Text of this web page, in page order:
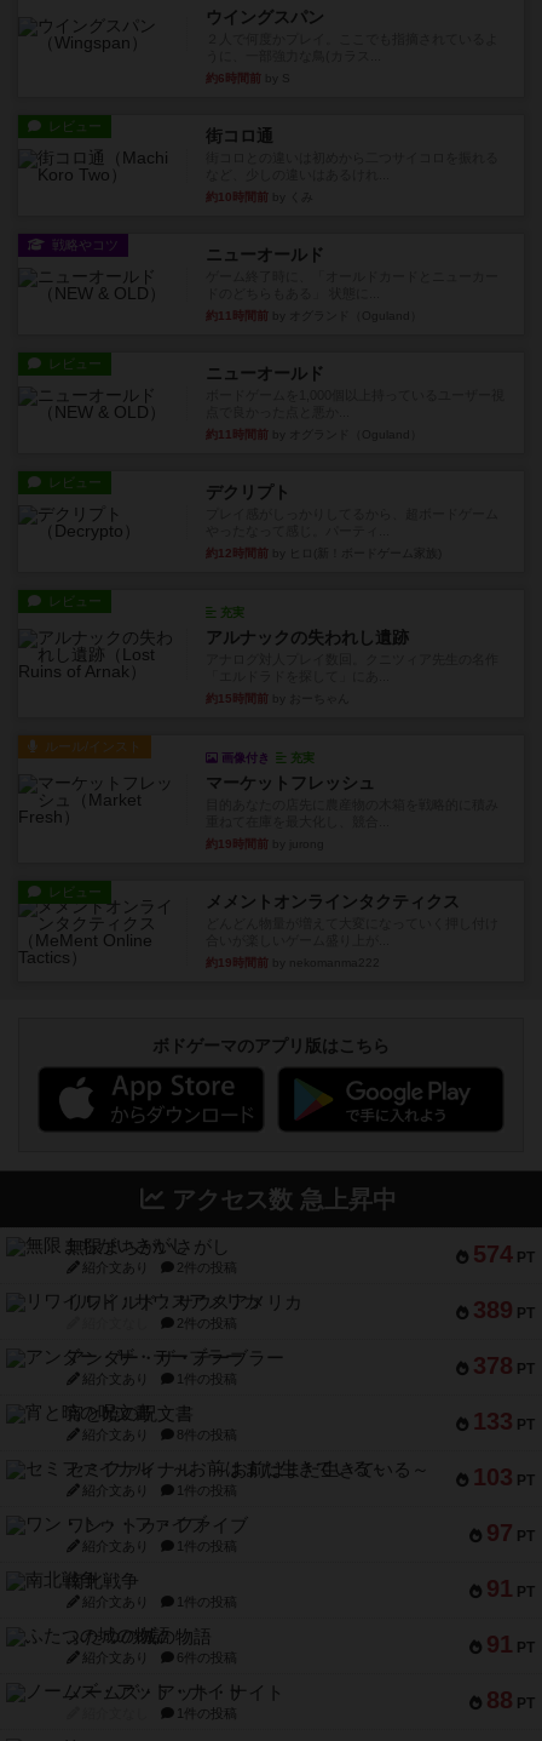
ウイングスパン
約6時間前
レビュー 街コロ通
約10時間前
戦略やコツ ニューオールド
約11時間前
レビュー ニューオールド
約11時間前
レビュー デクリプト
約12時間前
レビュー
充実
アルナックの失われし遺跡
約15時間前
ルール/インスト
画像付き 充実
マーケットフレッシュ
約19時間前
レビュー メメントオンラインタクティクス
約19時間前
ボドゲーマのアプリ版はこちら
アクセス数 急上昇中
574 PT
無限まちがいさがし
紹介文あり 2件の投稿
389 PT
リワイルド：サウスアメリカ
2件の投稿
378 PT
アンダー・ザ・テーブラー
紹介文あり 1件の投稿
133 PT
宵と暁の呪文書
紹介文あり 8件の投稿
103 PT
セミファイナル ～お前はまだ生きている～
紹介文あり 1件の投稿
97 PT
ワン・トゥ・ファイブ
紹介文あり 1件の投稿
91 PT
南北戦争
紹介文あり 1件の投稿
91 PT
ふたつの城の物語
紹介文あり 6件の投稿
88 PT
ノームズ・アット・ナイト
1件の投稿